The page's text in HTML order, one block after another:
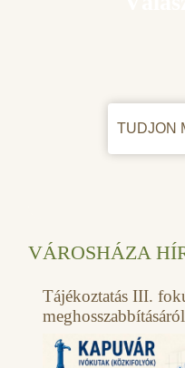
TUDJON
VÁROSHÁZA
Tájékoztatás III.